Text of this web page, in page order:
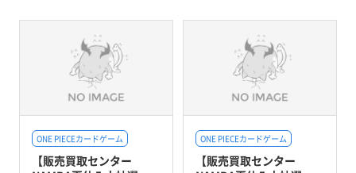
ONE PIECEカードゲーム
【販売買取センター
ONE PIECEカードゲーム
【販売買取センター